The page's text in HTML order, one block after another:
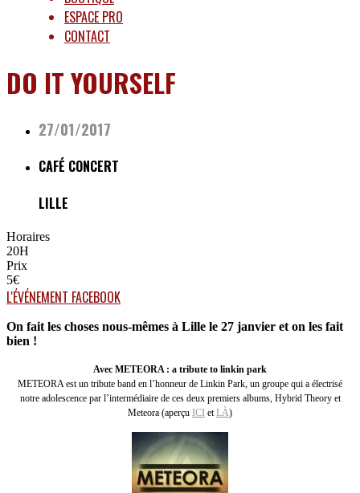
ESPACE PRO
CONTACT
DO IT YOURSELF
27/01/2017
CAFÉ CONCERT
LILLE
Horaires
20H
Prix
5€
L'ÉVÉNEMENT FACEBOOK
On fait les choses nous-mêmes à Lille le 27 janvier et on les fait
bien !
Avec METEORA : a tribute to linkin park
METEORA est un tribute band en l’honneur de Linkin Park, un groupe qui a électrisé
notre adolescence par l’intermédiaire de ces deux premiers albums, Hybrid Theory et
Meteora (aperçu ICI etLÀ)